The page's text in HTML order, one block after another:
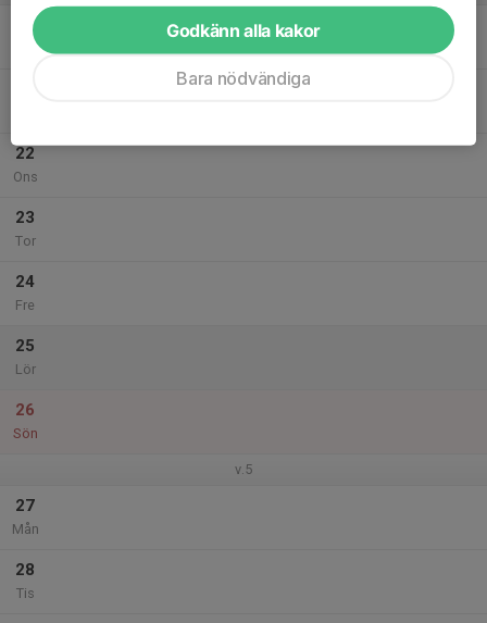
20
Mån
22
Ons
23
Tor
24
Fre
25
Lör
26
Sön
v.5
27
Mån
28
Tis
Godkänn alla kakor
Bara nödvändiga